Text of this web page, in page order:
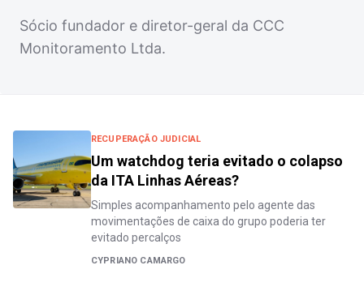
Sócio fundador e diretor-geral da CCC
Monitoramento Ltda.
RECUPERAÇÃO JUDICIAL
Um watchdog teria evitado o colapso
da ITA Linhas Aéreas?
Simples acompanhamento pelo agente das
movimentações de caixa do grupo poderia ter
evitado percalços
CYPRIANO CAMARGO